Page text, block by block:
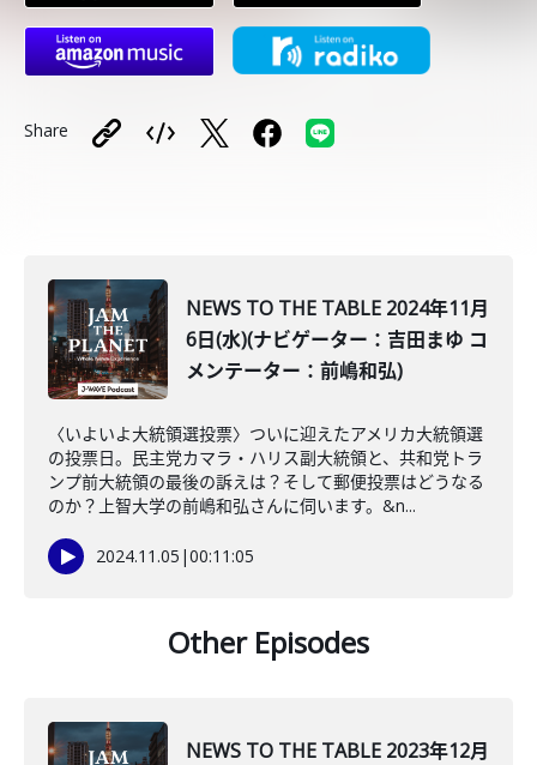
Share
NEWS TO THE TABLE 2024年11月
6日(水)(ナビゲーター：吉田まゆ コ
メンテーター：前嶋和弘)
〈いよいよ大統領選投票〉ついに迎えたアメリカ大統領選
の投票日。民主党カマラ・ハリス副大統領と、共和党トラ
ンプ前大統領の最後の訴えは？そして郵便投票はどうなる
のか？上智大学の前嶋和弘さんに伺います。&n...
2024.11.05 |00:11:05
Other Episodes
NEWS TO THE TABLE 2023年12月